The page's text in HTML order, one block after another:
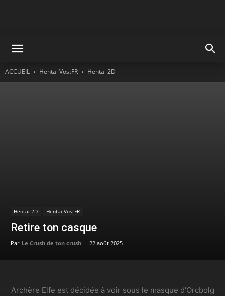
ACCUEIL Hentai VostFR Hentai 2D
Hentai 2D Hentai VostFR
Retire ton casque
Par Le Crush de ton crush - 22 août 2025
Archère Elfe est décidée à voir sous le masque d’Orcbolg